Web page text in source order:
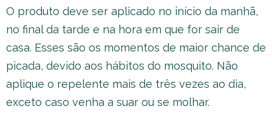
O produto deve ser aplicado no início da manhã,
no final da tarde e na hora em que for sair de
casa. Esses são os momentos de maior chance de
picada, devido aos hábitos do mosquito. Não
aplique o repelente mais de três vezes ao dia,
exceto caso venha a suar ou se molhar.